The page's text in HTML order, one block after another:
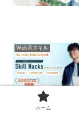
Web系スキル
ホーム